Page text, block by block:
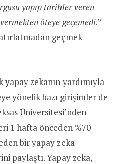
yapıp tarihler veren
öteye geçemedi.”
geçmek
zekanın yardımıyla
yönelik bazı girişimler de
Üniversitesi’nden
1 hafta önceden %70
bir yapay zeka
paylaştı. Yapay zeka,